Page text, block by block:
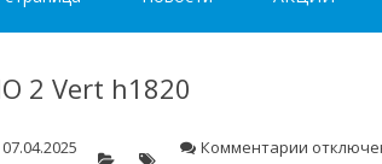
2 Vert h1820
07.04.2025 Комментарии к